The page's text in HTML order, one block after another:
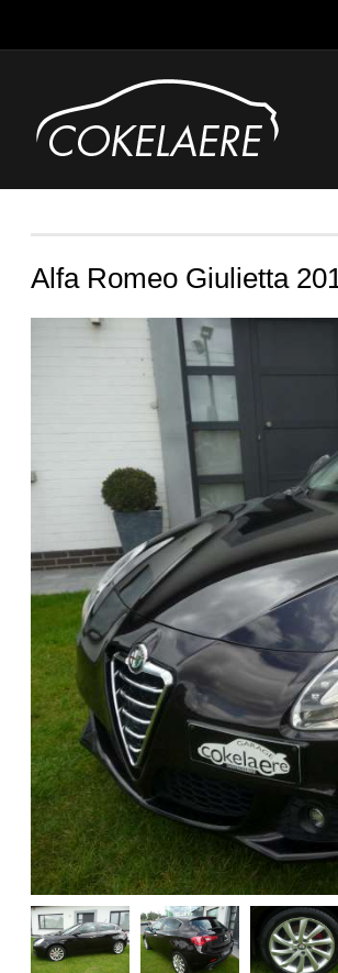
Alfa Romeo Giulietta